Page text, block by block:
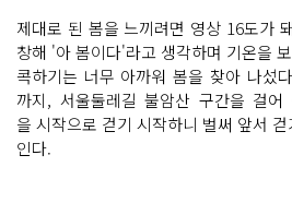
털
제대로 된 봄을 느끼려면 영상 16도가
창해 '아 봄이다'라고 생각하며 기온을
콕하기는 너무 아까워 봄을 찾아 나섰
까지, 서울둘레길 불암산 구간을 걸
을 시작으로 걷기 시작하니 벌써 앞서
인다.